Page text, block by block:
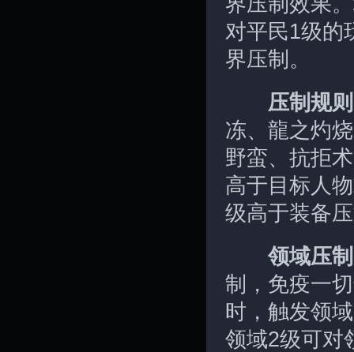
对平民1级的
界压制。
压制规
冻、龍之灼
野蛮、抗拒
高于目标人
级高于装备
领域压
制，免疫一
时，触发领
领域2级可对